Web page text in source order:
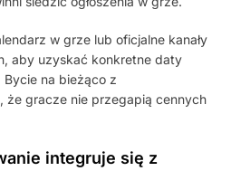
w grze lub oficjalne kanały
aby uzyskać konkretne daty
na bieżąco z
że gracze nie przegapią cennych
integruje się z